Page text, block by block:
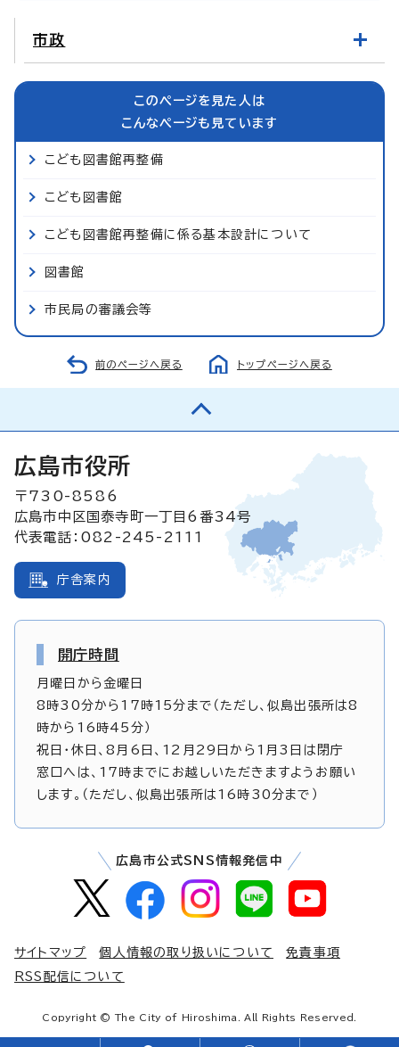
市政
このページを見た人は
こんなページも見ています
こども図書館再整備
こども図書館
こども図書館再整備に係る基本設計について
図書館
市民局の審議会等
前のページへ戻る トップページへ戻る
広島市役所
〒730-8586
広島市中区国泰寺町一丁目6番34号
代表電話：082-245-2111
庁舎案内
開庁時間
月曜日から金曜日
8時30分から17時15分まで（ただし、似島出張所は8
時から16時45分）
祝日・休日、8月6日、12月29日から1月3日は閉庁
窓口へは、17時までにお越しいただきますようお願い
します。（ただし、似島出張所は16時30分まで）
広島市公式SNS情報発信中
サイトマップ 個人情報の取り扱いについて
免責事項
RSS配信について
Copyright © The City of Hiroshima. All Rights Reserved.